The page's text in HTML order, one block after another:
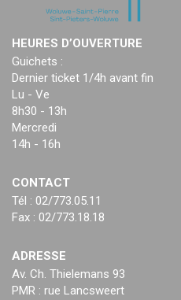
HEURES D’OUVERTURE
Guichets :
Dernier ticket 1/4h avant fin
Lu - Ve
8h30 - 13h
Mercredi
14h - 16h
CONTACT
Tél : 02/773.05.11
Fax : 02/773.18.18
ADRESSE
Av. Ch. Thielemans 93
PMR : rue Lancsweert